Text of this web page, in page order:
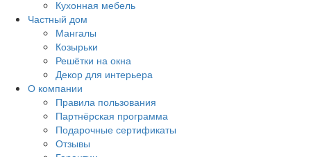
Кухонная мебель
Частный дом
Мангалы
Козырьки
Решётки на окна
Декор для интерьера
О компании
Правила пользования
Партнёрская программа
Подарочные сертификаты
Отзывы